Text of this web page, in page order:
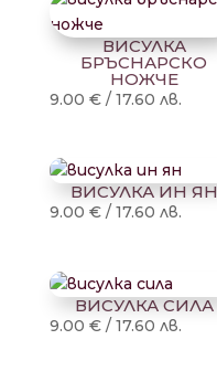
ВИСУЛКА
БРЪСНАРСКО
НОЖЧЕ
9.00 € / 17.60 лв.
ВИСУЛКА ИН ЯН
9.00 € / 17.60 лв.
ВИСУЛКА СИЛА
9.00 € / 17.60 лв.